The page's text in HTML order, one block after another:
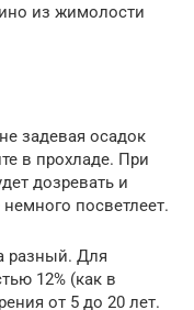
из жимолости
задевая осадок
в прохладе. При
дозревать и
посветлеет.
разный. Для
12% (как в
от 5 до 20 лет.